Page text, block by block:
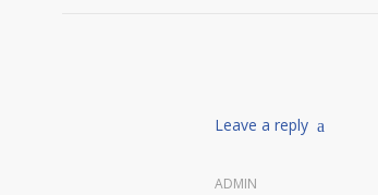
Leave a reply
ADMIN